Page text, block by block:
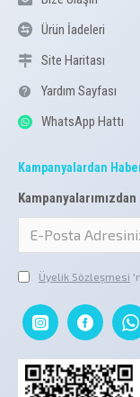
Ürün İadeleri
Site Haritası
Yardım Sayfası
WhatsApp Hattı
Kampanyalardan
Üyelik Sözleşmesi